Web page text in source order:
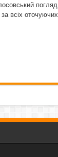
всіх